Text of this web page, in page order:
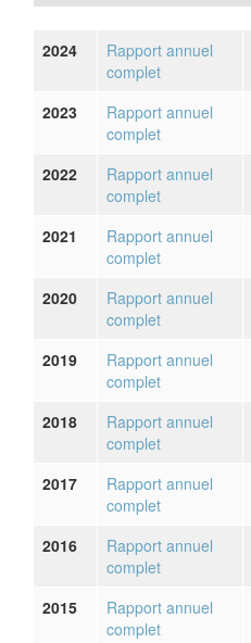
2024
Rapport annuel
complet
2023
Rapport annuel
complet
2022
Rapport annuel
complet
2021
Rapport annuel
complet
2020
Rapport annuel
complet
2019
Rapport annuel
complet
2018
Rapport annuel
complet
2017
Rapport annuel
complet
2016
Rapport annuel
complet
2015
Rapport annuel
complet